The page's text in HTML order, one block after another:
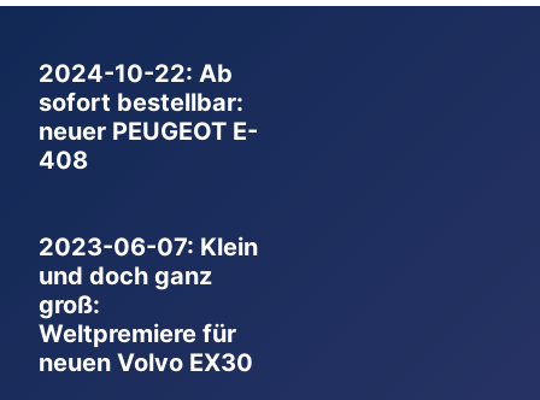
2024-10-22: Ab
sofort bestellbar:
neuer PEUGEOT E-
408
2023-06-07: Klein
und doch ganz
groß:
Weltpremiere für
neuen Volvo EX30